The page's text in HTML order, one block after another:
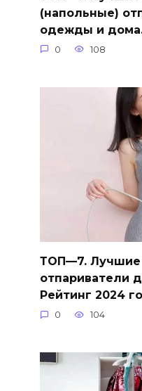
(напольные)
одежды и дома.
0 108
ТОП—7. Лучшие
отпариватели
Рейтинг 2024
0 104